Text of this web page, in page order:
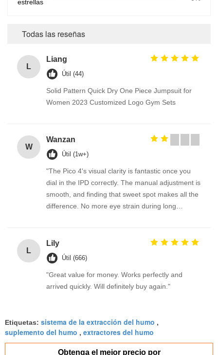
estrellas
Todas las reseñas
L
Liang
Útil (44)
Solid Pattern Quick Dry One Piece Jumpsuit for
Women 2023 Customized Logo Gym Sets
W
Wanzan
Útil (1w+)
"The Pico 4's visual clarity is fantastic once you
dial in the IPD correctly. The manual adjustment is
smooth, and finding that sweet spot makes all the
difference. No more eye strain during long
fantastic once you dial in the IPD correctly. The
manual adjustment is smooth, and finding that
sweet spot makes all the difference. No more eye
strain during long sessions. Highly recommend
taking the time to set it up properly!""The Pico 4's
finding that sweet spot makes all the difference.
No more eye strain during long sessions. Highly
L
Lily
Útil (666)
"Great value for money. Works perfectly and
arrived quickly. Will definitely buy again."
Etiquetas: sistema de la extracción del humo ,
suplemento del humo , extractores del humo
Obtenga el mejor precio por